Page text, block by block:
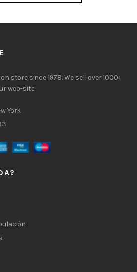
store since 1978. We sell over 1000+
web-site.
York